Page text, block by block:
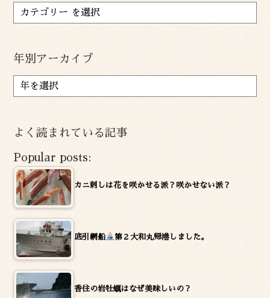
年別アーカイブ
ア
ー
イ
ブ
よく読まれている記事
Popular posts:
カニ刺しは花を咲かせる派？咲かせない派？
底引網船 第２大和丸帰港しました。
香住の岩牡蠣はなぜ美味しいの？